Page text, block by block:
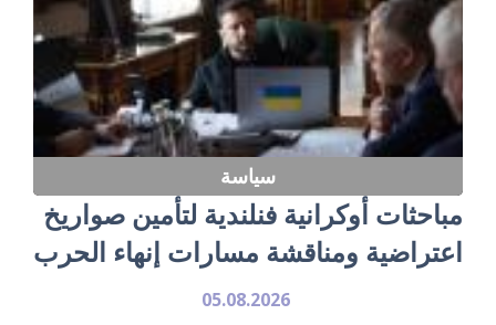
سياسة
مباحثات أوكرانية فنلندية لتأمين صواريخ
اعتراضية ومناقشة مسارات إنهاء الحرب
05.08.2026